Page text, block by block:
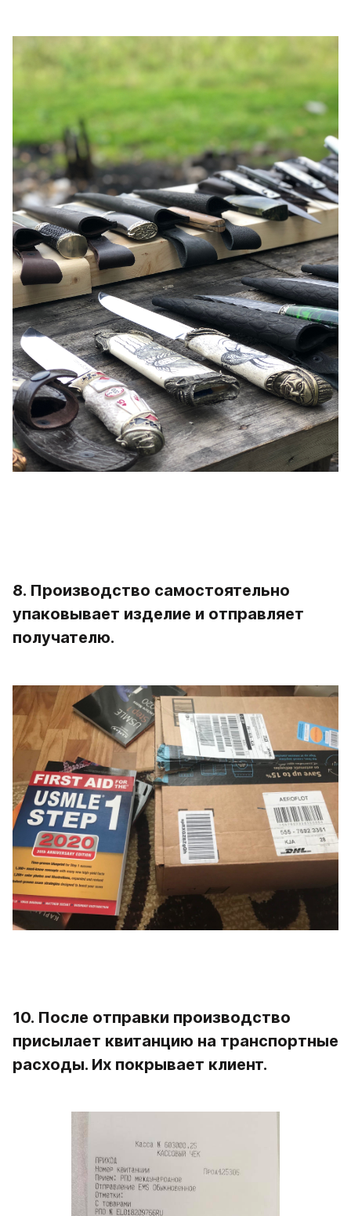
8. Производство самостоятельно
упаковывает изделие и отправляет
получателю.
10. После отправки производство
присылает квитанцию на транспортные
расходы. Их покрывает клиент.